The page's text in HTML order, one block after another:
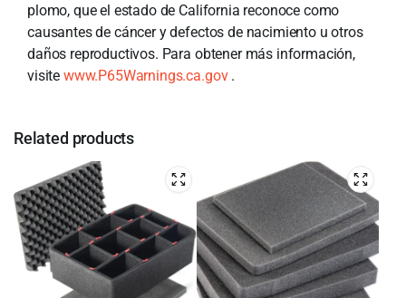
plomo, que el estado de California reconoce como
causantes de cáncer y defectos de nacimiento u otros
daños reproductivos. Para obtener más información,
visite www.P65Warnings.ca.gov.
Related products